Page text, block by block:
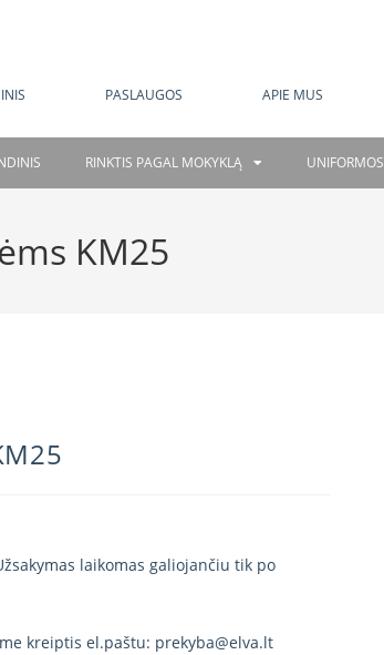
PASLAUGOS APIE MUS
RINKTIS PAGAL MOKYKLĄ UNIFORMOS
KM25
laikomas galiojančiu tik po
kreiptis el.paštu: prekyba@elva.lt